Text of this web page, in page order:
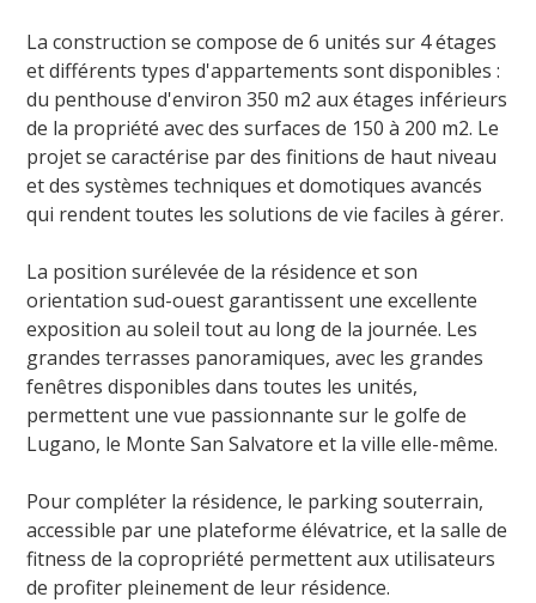
La construction se compose de 6 unités sur 4 étages
et différents types d'appartements sont disponibles :
du penthouse d'environ 350 m2 aux étages inférieurs
de la propriété avec des surfaces de 150 à 200 m2. Le
projet se caractérise par des finitions de haut niveau
et des systèmes techniques et domotiques avancés
qui rendent toutes les solutions de vie faciles à gérer.
La position surélevée de la résidence et son
orientation sud-ouest garantissent une excellente
exposition au soleil tout au long de la journée. Les
grandes terrasses panoramiques, avec les grandes
fenêtres disponibles dans toutes les unités,
permettent une vue passionnante sur le golfe de
Lugano, le Monte San Salvatore et la ville elle-même.
Pour compléter la résidence, le parking souterrain,
accessible par une plateforme élévatrice, et la salle de
fitness de la copropriété permettent aux utilisateurs
de profiter pleinement de leur résidence.